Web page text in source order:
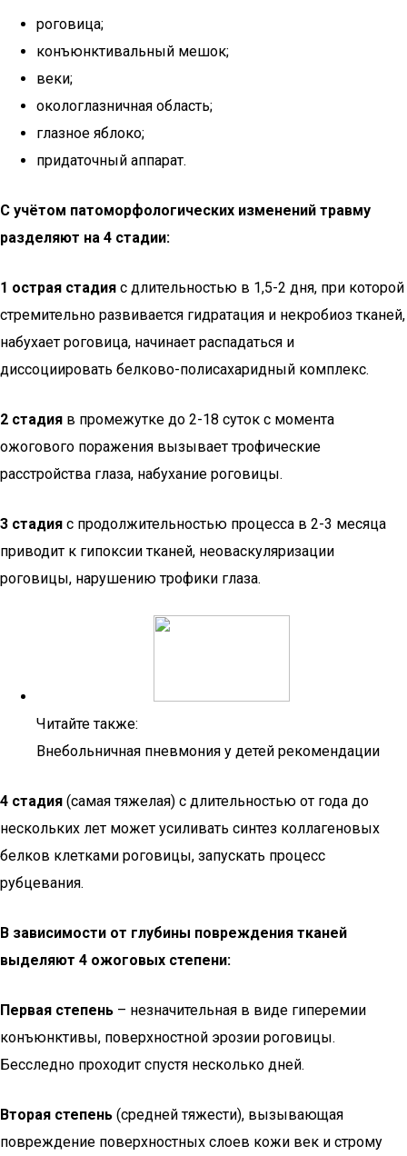
роговица;
конъюнктивальный мешок;
веки;
окологлазничная область;
глазное яблоко;
придаточный аппарат.
С учётом патоморфологических изменений травму
разделяют на 4 стадии:
1 острая стадия с длительностью в 1,5-2 дня, при которой
стремительно развивается гидратация и некробиоз тканей,
набухает роговица, начинает распадаться и
диссоциировать белково-полисахаридный комплекс.
2 стадия в промежутке до 2-18 суток с момента
ожогового поражения вызывает трофические
расстройства глаза, набухание роговицы.
3 стадия с продолжительностью процесса в 2-3 месяца
приводит к гипоксии тканей, неоваскуляризации
роговицы, нарушению трофики глаза.
Читайте также:
Внебольничная пневмония у детей рекомендации
4 стадия (самая тяжелая) с длительностью от года до
нескольких лет может усиливать синтез коллагеновых
белков клетками роговицы, запускать процесс
рубцевания.
В зависимости от глубины повреждения тканей
выделяют 4 ожоговых степени:
Первая степень – незначительная в виде гиперемии
конъюнктивы, поверхностной эрозии роговицы.
Бесследно проходит спустя несколько дней.
Вторая степень (средней тяжести), вызывающая
повреждение поверхностных слоев кожи век и строму